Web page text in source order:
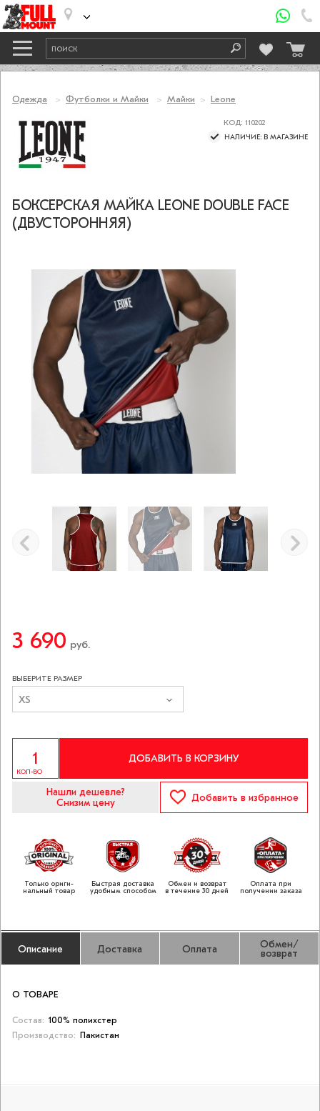
Одежда Футболки и Майки Майки Leone
КОД: 110202
НАЛИЧИЕ: В МАГАЗИНЕ
БОКСЕРСКАЯ МАЙКА LEONE DOUBLE FACE
(ДВУСТОРОННЯЯ)
3 690 руб.
ВЫБЕРИТЕ РАЗМЕР
XS
КОЛ-ВО
ДОБАВИТЬ В КОРЗИНУ
Нашли дешевле?
Снизим цену
Добавить в избранное
Только ориги­
нальный товар
Быстрая доставка
удобным способом
Обмен и возврат
в течение 30 дней
Оплата при
получении заказа
Описание Доставка Оплата Обмен/
возврат
О ТОВАРЕ
Состав: 100% полихстер
Производство:
Пакистан